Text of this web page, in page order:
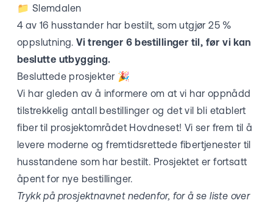
📁 Slemdalen
4 av 16 husstander har bestilt, som utgjør 25 %
oppslutning.Vi trenger 6 bestillinger til, før vi kan
beslutte utbygging.
Besluttede prosjekter 🎉
Vi har gleden av å informere om at vi har oppnådd
tilstrekkelig antall bestillinger og det vil bli etablert
fiber til prosjektområdet Hovdneset! Vi ser frem til å
levere moderne og fremtidsrettede fibertjenester til
husstandene som har bestilt. Prosjektet er fortsatt
åpent for nye bestillinger.
Trykk på prosjektnavnet nedenfor, for å se liste over